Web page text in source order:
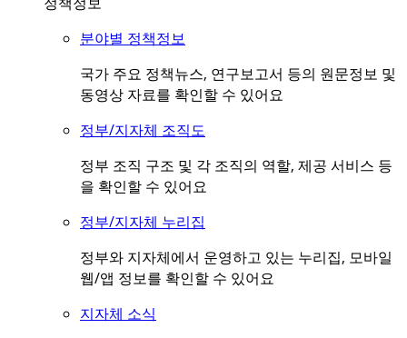
분야별 정책정보
국가 주요 정책뉴스, 연구보고서 등의 원문정보 및
동영상 자료를 확인할 수 있어요
정부/지자체 조직도
정부 조직 구조 및 각 조직의 역할, 제공 서비스 등
을 확인할 수 있어요
정부/지자체 누리집
정부와 지자체에서 운영하고 있는 누리집, 모바일
웹/앱 정보를 확인할 수 있어요
지자체 소식